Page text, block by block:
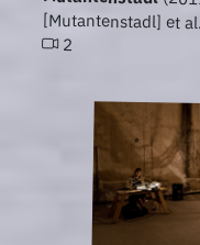
[Mutantenstadl] et al.
2